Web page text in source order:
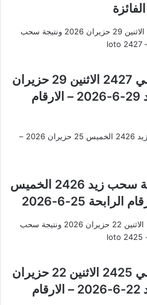
نتائج سحب اللوتو اللبناني 2427 الاثنين 29 حزيران
2026 ونتيجة سحب زيد 29-6-2026 – الارقام
نتائج اللوتو 2426 ونتيجة سحب زيد 2426 الخميس
نتائج سحب اللوتو اللبناني 2425 الاثنين 22 حزيران
2026 ونتيجة سحب زيد 22-6-2026 – الارقام